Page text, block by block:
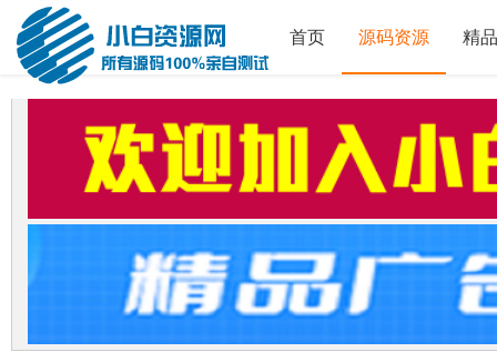
首页 源码资源 精